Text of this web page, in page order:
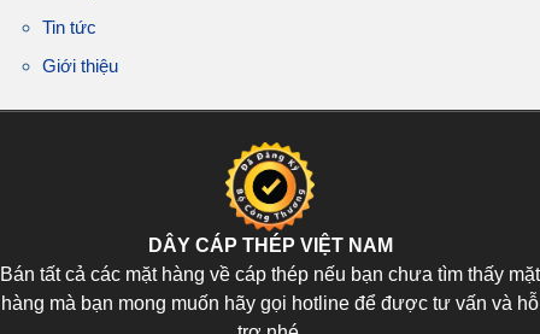
Tin tức
Giới thiệu
DÂY CÁP THÉP VIỆT NAM
Bán tất cả các mặt hàng về cáp thép nếu bạn chưa tìm thấy mặt
hàng mà bạn mong muốn hãy gọi hotline để được tư vấn và hỗ